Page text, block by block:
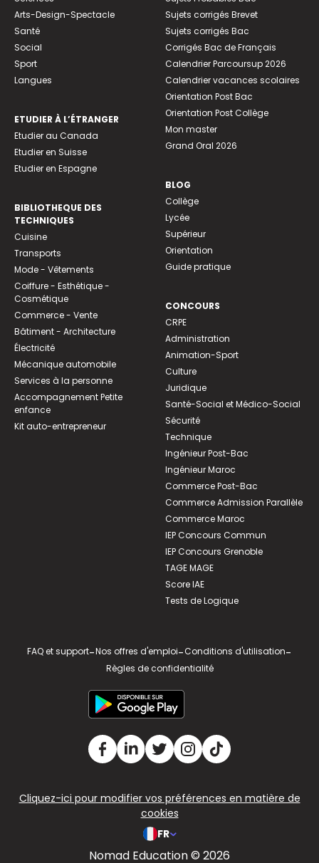
Arts-Design-Spectacle
Santé
Social
Sport
Langues
ETUDIER À L’ÉTRANGER
Etudier au Canada
Etudier en Suisse
Etudier en Espagne
BIBLIOTHEQUE DES
TECHNIQUES
Cuisine
Transports
Mode - Vêtements
Coiffure - Esthétique -
Cosmétique
Commerce - Vente
Bâtiment - Architecture
Électricité
Mécanique automobile
Services à la personne
Accompagnement Petite
enfance
Kit auto-entrepreneur
Sujets corrigés Brevet
Sujets corrigés Bac
Corrigés Bac de Français
Calendrier Parcoursup 2026
Calendrier vacances scolaires
Orientation Post Bac
Orientation Post Collège
Mon master
Grand Oral 2026
BLOG
Collège
Lycée
Supérieur
Orientation
Guide pratique
CONCOURS
CRPE
Administration
Animation-Sport
Culture
Juridique
Santé-Social et Médico-Social
Sécurité
Technique
Ingénieur Post-Bac
Ingénieur Maroc
Commerce Post-Bac
Commerce Admission Parallèle
Commerce Maroc
IEP Concours Commun
IEP Concours Grenoble
TAGE MAGE
Score IAE
Tests de Logique
FAQ et support-Nos offres d'emploi-Conditions d'utilisation-
Règles de confidentialité
Cliquez-ici pour modifier vos préférences en matière de
cookies
FR
Nomad Education © 2026